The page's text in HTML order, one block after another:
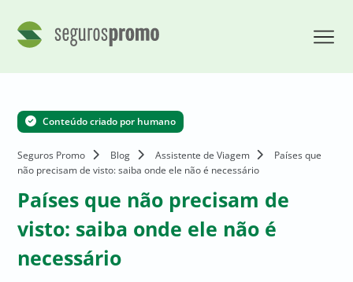
Conteúdo criado por humano
Seguros Promo Blog Assistente de Viagem
Países que
não precisam de visto: saiba onde ele não é necessário
Países que não precisam de
visto: saiba onde ele não é
necessário